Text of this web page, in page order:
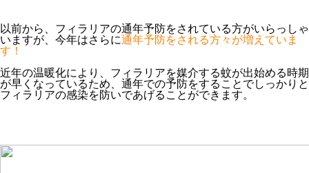
以前から、フィラリアの通年予防をされている方がいらっしゃ
いますが、今年はさらに通年予防をされる方々が増えていま
す！
近年の温暖化により、フィラリアを媒介する蚊が出始める時期
が早くなっているため、通年での予防をすることでしっかりと
フィラリアの感染を防いであげることができます。